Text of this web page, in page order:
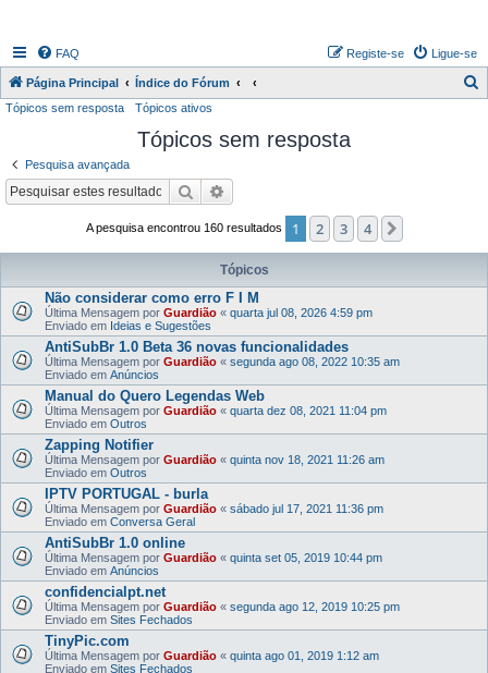
FAQ Ligue-se
Registe-se
Página Principal Índice do Fórum
r
Tópicos sem resposta Tópicos ativos
Tópicos sem resposta
Pesquisa avançada
Pesquisar
A pesquisa encontrou 160 resultados 1 2 3 4
Tópicos
Não considerar como erro F I M
Última Mensagem por Guardião « quarta jul 08, 2026 4:59 pm
Enviado em Ideias e Sugestões
AntiSubBr 1.0 Beta 36 novas funcionalidades
Última Mensagem por Guardião « segunda ago 08, 2022 10:35 am
Enviado em Anúncios
Manual do Quero Legendas Web
Última Mensagem por Guardião « quarta dez 08, 2021 11:04 pm
Enviado em Outros
Zapping Notifier
Última Mensagem por Guardião « quinta nov 18, 2021 11:26 am
Enviado em Outros
IPTV PORTUGAL - burla
Última Mensagem por Guardião « sábado jul 17, 2021 11:36 pm
Enviado em Conversa Geral
AntiSubBr 1.0 online
Última Mensagem por Guardião « quinta set 05, 2019 10:44 pm
Enviado em Anúncios
confidencialpt.net
Última Mensagem por Guardião « segunda ago 12, 2019 10:25 pm
Enviado em Sites Fechados
TinyPic.com
Última Mensagem por Guardião « quinta ago 01, 2019 1:12 am
Enviado em Sites Fechados